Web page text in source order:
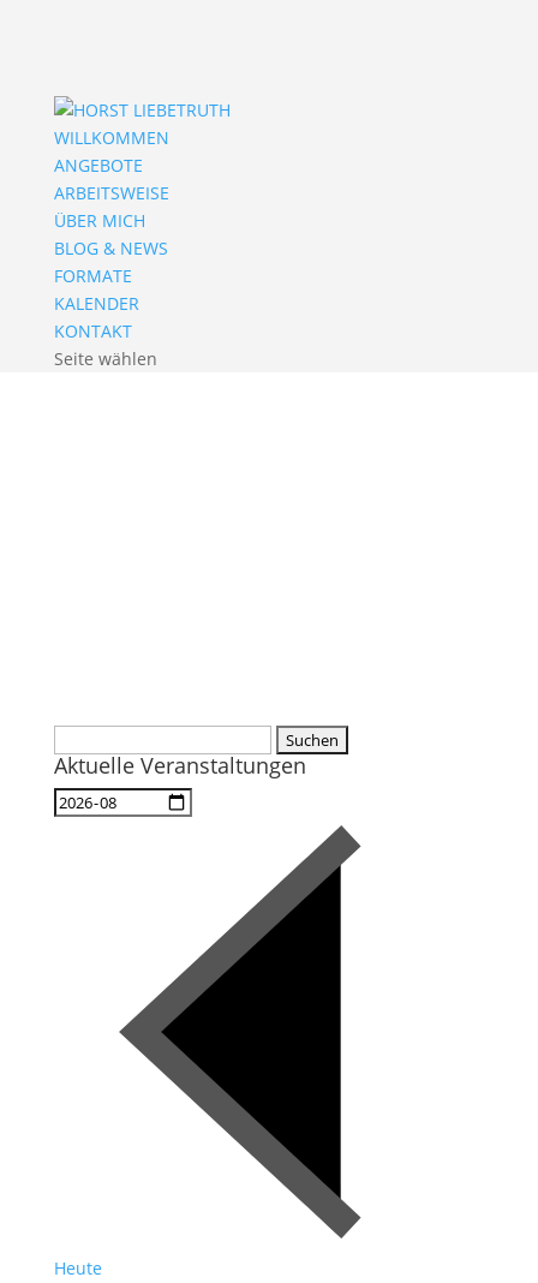
WILLKOMMEN
ANGEBOTE
ARBEITSWEISE
ÜBER MICH
BLOG & NEWS
FORMATE
KALENDER
KONTAKT
Seite wählen
nach:
Aktuelle Veranstaltungen
Heute